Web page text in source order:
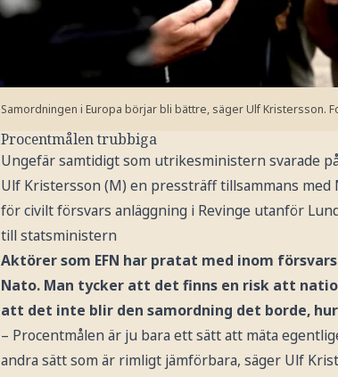
Samordningen i Europa börjar bli bättre, säger Ulf Kristersson.
Procentmålen trubbiga
Ungefär samtidigt som utrikesministern svarade
Ulf Kristersson (M) en pressträff tillsammans
för civilt försvars anläggning i Revinge utanför
till statsministern
Aktörer som EFN har pratat med inom
Nato. Man tycker att det finns en risk att
att det inte blir den samordning det borde,
– Procentmålen är ju bara ett sätt att mäta
andra sätt som är rimligt jämförbara, säger Ulf